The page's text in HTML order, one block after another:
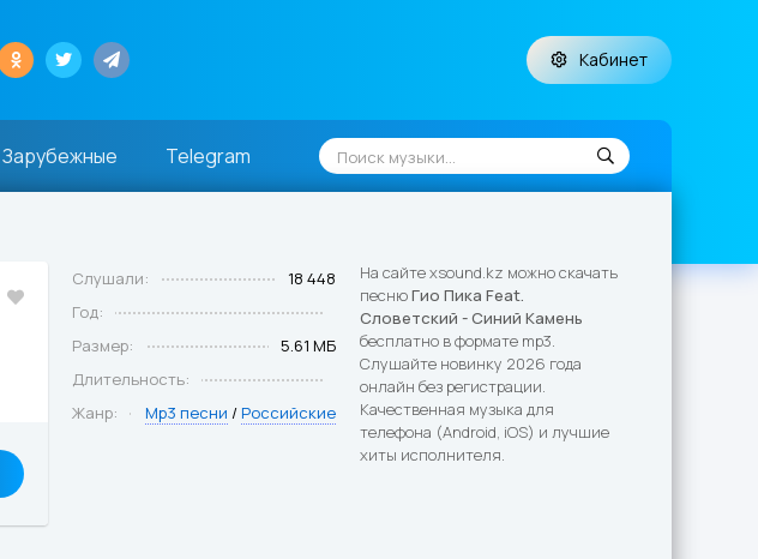
Кабинет
Зарубежные Telegram
Слушали:
18 448
Год:
Размер:
5.61 МБ
Длительность:
Жанр:
Mp3 песни / Российские
На сайте xsound.kz можно скачать
песнюГио Пика Feat.
Словетский - Синий Камень
бесплатно в формате mp3.
Слушайте новинку 2026 года
онлайн без регистрации.
Качественная музыка для
телефона (Android, iOS) и лучшие
хиты исполнителя.